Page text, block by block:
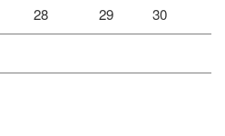
28 29 30